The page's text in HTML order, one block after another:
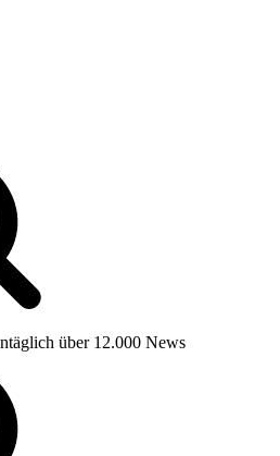
über 12.000 News